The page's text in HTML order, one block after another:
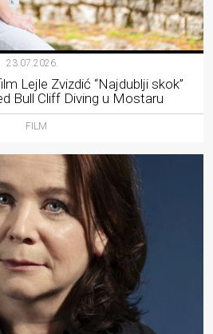
23.07.2026.
Lejle Zvizdić “Najdublji skok”
Bull Cliff Diving u Mostaru
FILM